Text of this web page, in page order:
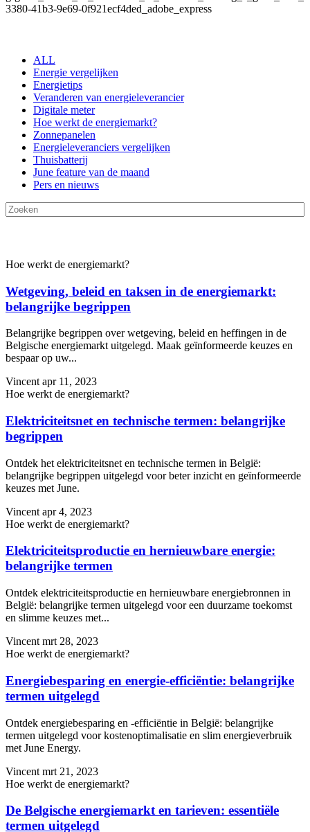
ALL
Energie vergelijken
Energietips
Veranderen van energieleverancier
Digitale meter
Hoe werkt de energiemarkt?
Zonnepanelen
Energieleveranciers vergelijken
Thuisbatterij
June feature van de maand
Pers en nieuws
Hoe werkt de energiemarkt?
Wetgeving, beleid en taksen in de energiemarkt:
belangrijke begrippen
Belangrijke begrippen over wetgeving, beleid en heffingen in de
Belgische energiemarkt uitgelegd. Maak geïnformeerde keuzes en
bespaar op uw...
Vincent apr 11, 2023
Hoe werkt de energiemarkt?
Elektriciteitsnet en technische termen: belangrijke
begrippen
Ontdek het elektriciteitsnet en technische termen in België:
belangrijke begrippen uitgelegd voor beter inzicht en geïnformeerde
keuzes met June.
Vincent apr 4, 2023
Hoe werkt de energiemarkt?
Elektriciteitsproductie en hernieuwbare energie:
belangrijke termen
Ontdek elektriciteitsproductie en hernieuwbare energiebronnen in
België: belangrijke termen uitgelegd voor een duurzame toekomst
en slimme keuzes met...
Vincent mrt 28, 2023
Hoe werkt de energiemarkt?
Energiebesparing en energie-efficiëntie: belangrijke
termen uitgelegd
Ontdek energiebesparing en -efficiëntie in België: belangrijke
termen uitgelegd voor kostenoptimalisatie en slim energieverbruik
met June Energy.
Vincent mrt 21, 2023
Hoe werkt de energiemarkt?
De Belgische energiemarkt en tarieven: essentiële
termen uitgelegd